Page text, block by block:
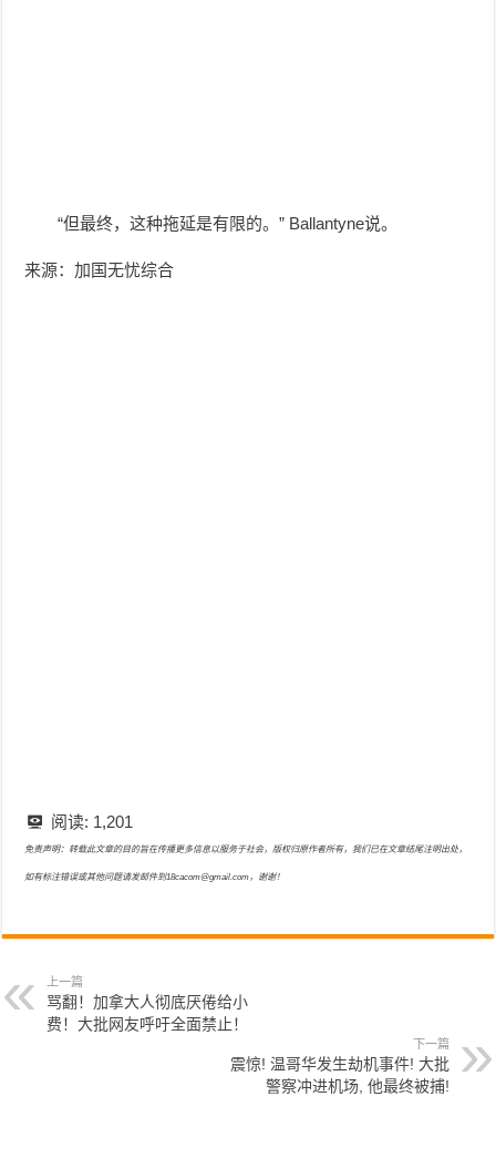
“但最终，这种拖延是有限的。” Ballantyne说。
来源：加国无忧综合
阅读: 1,201
免责声明：转载此文章的目的旨在传播更多信息以服务于社会，版权归原作者所有，我们已在文章结尾注明出处，
如有标注错误或其他问题请发邮件到18cacom@gmail.com，谢谢！
上一篇
骂翻！加拿大人彻底厌倦给小
费！大批网友呼吁全面禁止！
下一篇
震惊! 温哥华发生劫机事件! 大批
警察冲进机场, 他最终被捕!